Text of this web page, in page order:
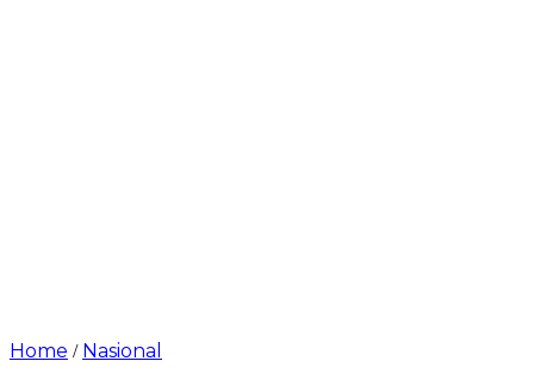
Home / Nasional